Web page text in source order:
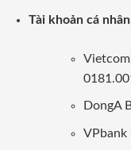
Tài khoản cá
DongA
VPbank